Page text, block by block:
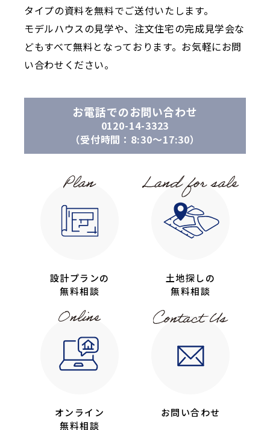
タイプの資料を無料でご送付いたします。
モデルハウスの見学や、注文住宅の完成見学会な
どもすべて無料となっております。お気軽にお問
い合わせください。
お電話でのお問い合わせ
0120-14-3323
（受付時間：8:30〜17:30）
設計プランの
無料相談
土地探しの
無料相談
オンライン
無料相談
お問い合わせ